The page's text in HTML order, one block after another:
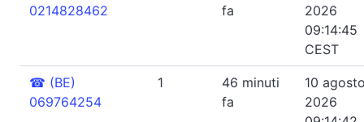
0214828462
fa
2026
09:14:45
CEST
☎ (BE)
069764254
1
46 minuti
fa
10
2026